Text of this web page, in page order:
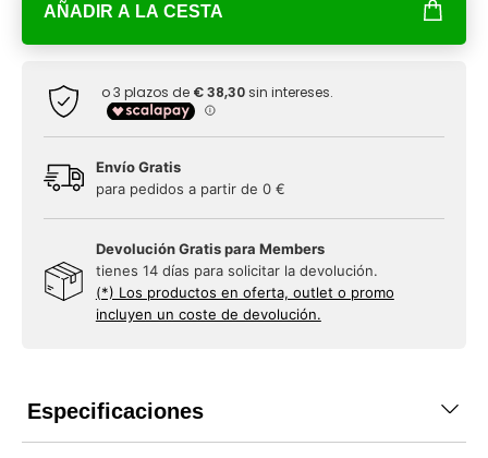
AÑADIR A LA CESTA
Envío Gratis
para pedidos a partir de 0 €
Devolución Gratis para Members
tienes 14 días para solicitar la devolución.
(*) Los productos en oferta, outlet o promo
incluyen un coste de devolución.
Especificaciones